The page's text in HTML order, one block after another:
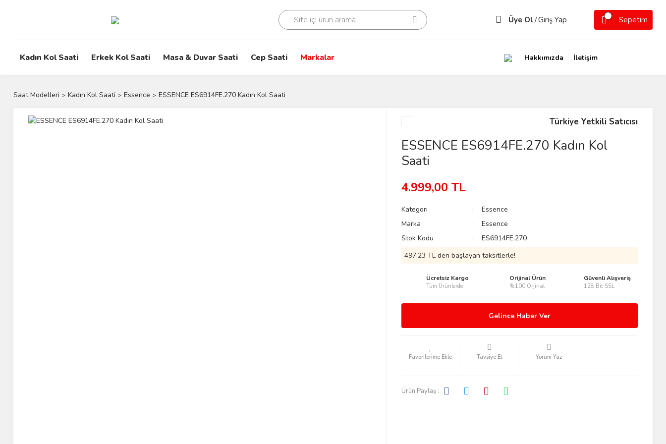
Üye Ol /Giriş Yap Sepetim
Kadın Kol Saati Erkek Kol Saati Masa & Duvar Saati Cep Saati Markalar Hakkımızda İletişim
Saat Modelleri Kadın Kol Saati Essence ESSENCE ES6914FE.270 Kadın Kol Saati
Türkiye Yetkili Satıcısı
ESSENCE ES6914FE.270 Kadın Kol
Saati
4.999,00 TL
Kategori
Essence
Marka
Essence
Stok Kodu
ES6914FE.270
497,23 TL den başlayan taksitlerle!
Ücretsiz Kargo
Tüm Ürünlerde
Orijinal Ürün
%100 Orjinal
Güvenli Alışveriş
128 Bit SSL
Gelince Haber Ver
Tavsiye Et Yorum Yaz
Ürün Paylaş :